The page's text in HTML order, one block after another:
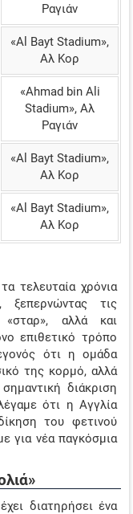
Ραγιάν
«Al Bayt Stadium»,
Αλ Κορ
«Ahmad bin Ali
Stadium», Αλ
Ραγιάν
«Al Bayt Stadium»,
Αλ Κορ
«Al Bayt Stadium»,
Αλ Κορ
τελευταία χρόνια
ξεπερνώντας τις
αλλά και
επιθετικό τρόπο
ότι η ομάδα
της κορμό, αλλά
διάκριση
ότι η Αγγλία
του φετινού
για νέα παγκόσμια
διατηρήσει ένα